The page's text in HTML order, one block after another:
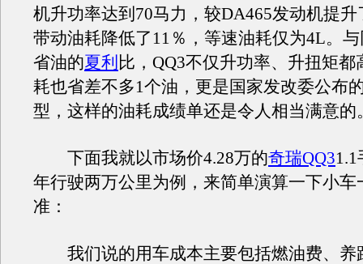
机升功率达到70马力，较DA465发动机提升
带动油耗降低了11％，等速油耗仅为4L。
省油的夏利 比，QQ3不仅升功率、升扭矩都
耗也省差不多1个油，更是国家发改委公布
型，这样的油耗成绩单还是令人相当满意的
下面我就以市场价4.28万的奇瑞QQ3
年行驶两万公里为例，来简单演算一下小车
准：
我们说的用车成本主要包括燃油费、养